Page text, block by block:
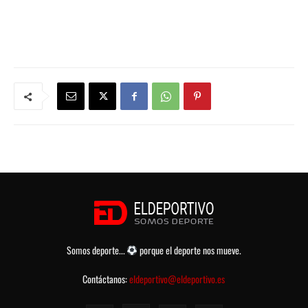
Somos deporte...
porque el deporte nos mueve.
Contáctanos:eldeportivo@eldeportivo.es